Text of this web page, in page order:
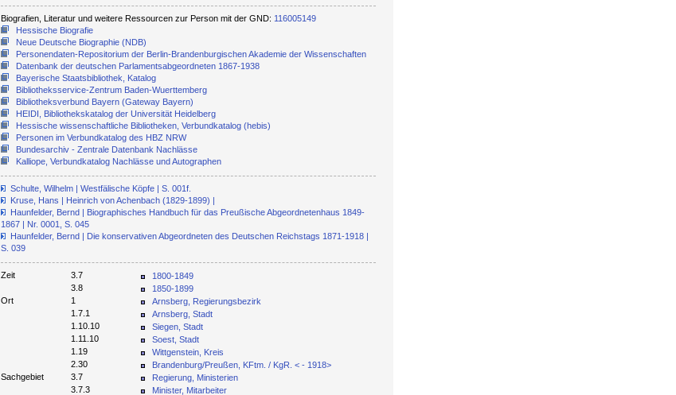
Biografien, Literatur und weitere Ressourcen zur Person mit der GND: 116005149
Hessische Biografie
Neue Deutsche Biographie (NDB)
Personendaten-Repositorium der Berlin-Brandenburgischen Akademie der Wissenschaften
Datenbank der deutschen Parlamentsabgeordneten 1867-1938
Bayerische Staatsbibliothek, Katalog
Bibliotheksservice-Zentrum Baden-Wuerttemberg
Bibliotheksverbund Bayern (Gateway Bayern)
HEIDI, Bibliothekskatalog der Universität Heidelberg
Hessische wissenschaftliche Bibliotheken, Verbundkatalog (hebis)
Personen im Verbundkatalog des HBZ NRW
Bundesarchiv - Zentrale Datenbank Nachlässe
Kalliope, Verbundkatalog Nachlässe und Autographen
Schulte, Wilhelm | Westfälische Köpfe | S. 001f.
Kruse, Hans | Heinrich von Achenbach (1829-1899) |
Haunfelder, Bernd | Biographisches Handbuch für das Preußische Abgeordnetenhaus 1849-
1867 | Nr. 0001, S. 045
Haunfelder, Bernd | Die konservativen Abgeordneten des Deutschen Reichstags 1871-1918 |
S. 039
Zeit 3.7
1800-1849
3.8
1850-1899
Ort
1
Arnsberg, Regierungsbezirk
1.7.1
Arnsberg, Stadt
1.10.10
Siegen, Stadt
1.11.10
Soest, Stadt
1.19
Wittgenstein, Kreis
2.30
Brandenburg/Preußen, KFtm. / KgR. < - 1918>
Sachgebiet
3.7
Regierung, Ministerien
3.7.3
Minister, Mitarbeiter